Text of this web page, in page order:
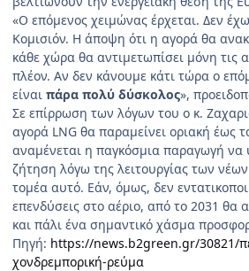
«Ο επόμενος χειμώνας έρχεται. Δεν
Κομισιόν. Η άποψη ότι η αγορά θα
κάθε χώρα θα αντιμετωπίσει μόνη τις
πλέον. Αν δεν κάνουμε κάτι τώρα ο
είναι πάρα πολύ δύσκολος»,
Σε επίρρωση των λόγων του ο κ.
αγορά LNG θα παραμείνει οριακή έως
αναμένεται η παγκόσμια παραγωγή να
ζήτηση λόγω της λειτουργίας των
τομέα αυτό. Εάν, όμως, δεν
επενδύσεις στο αέριο, από το 2031 θα
και πάλι ένα σημαντικό χάσμα
Πηγή: https://news.b2green.gr/30821/
χονδρεμπορική-ρεύμα